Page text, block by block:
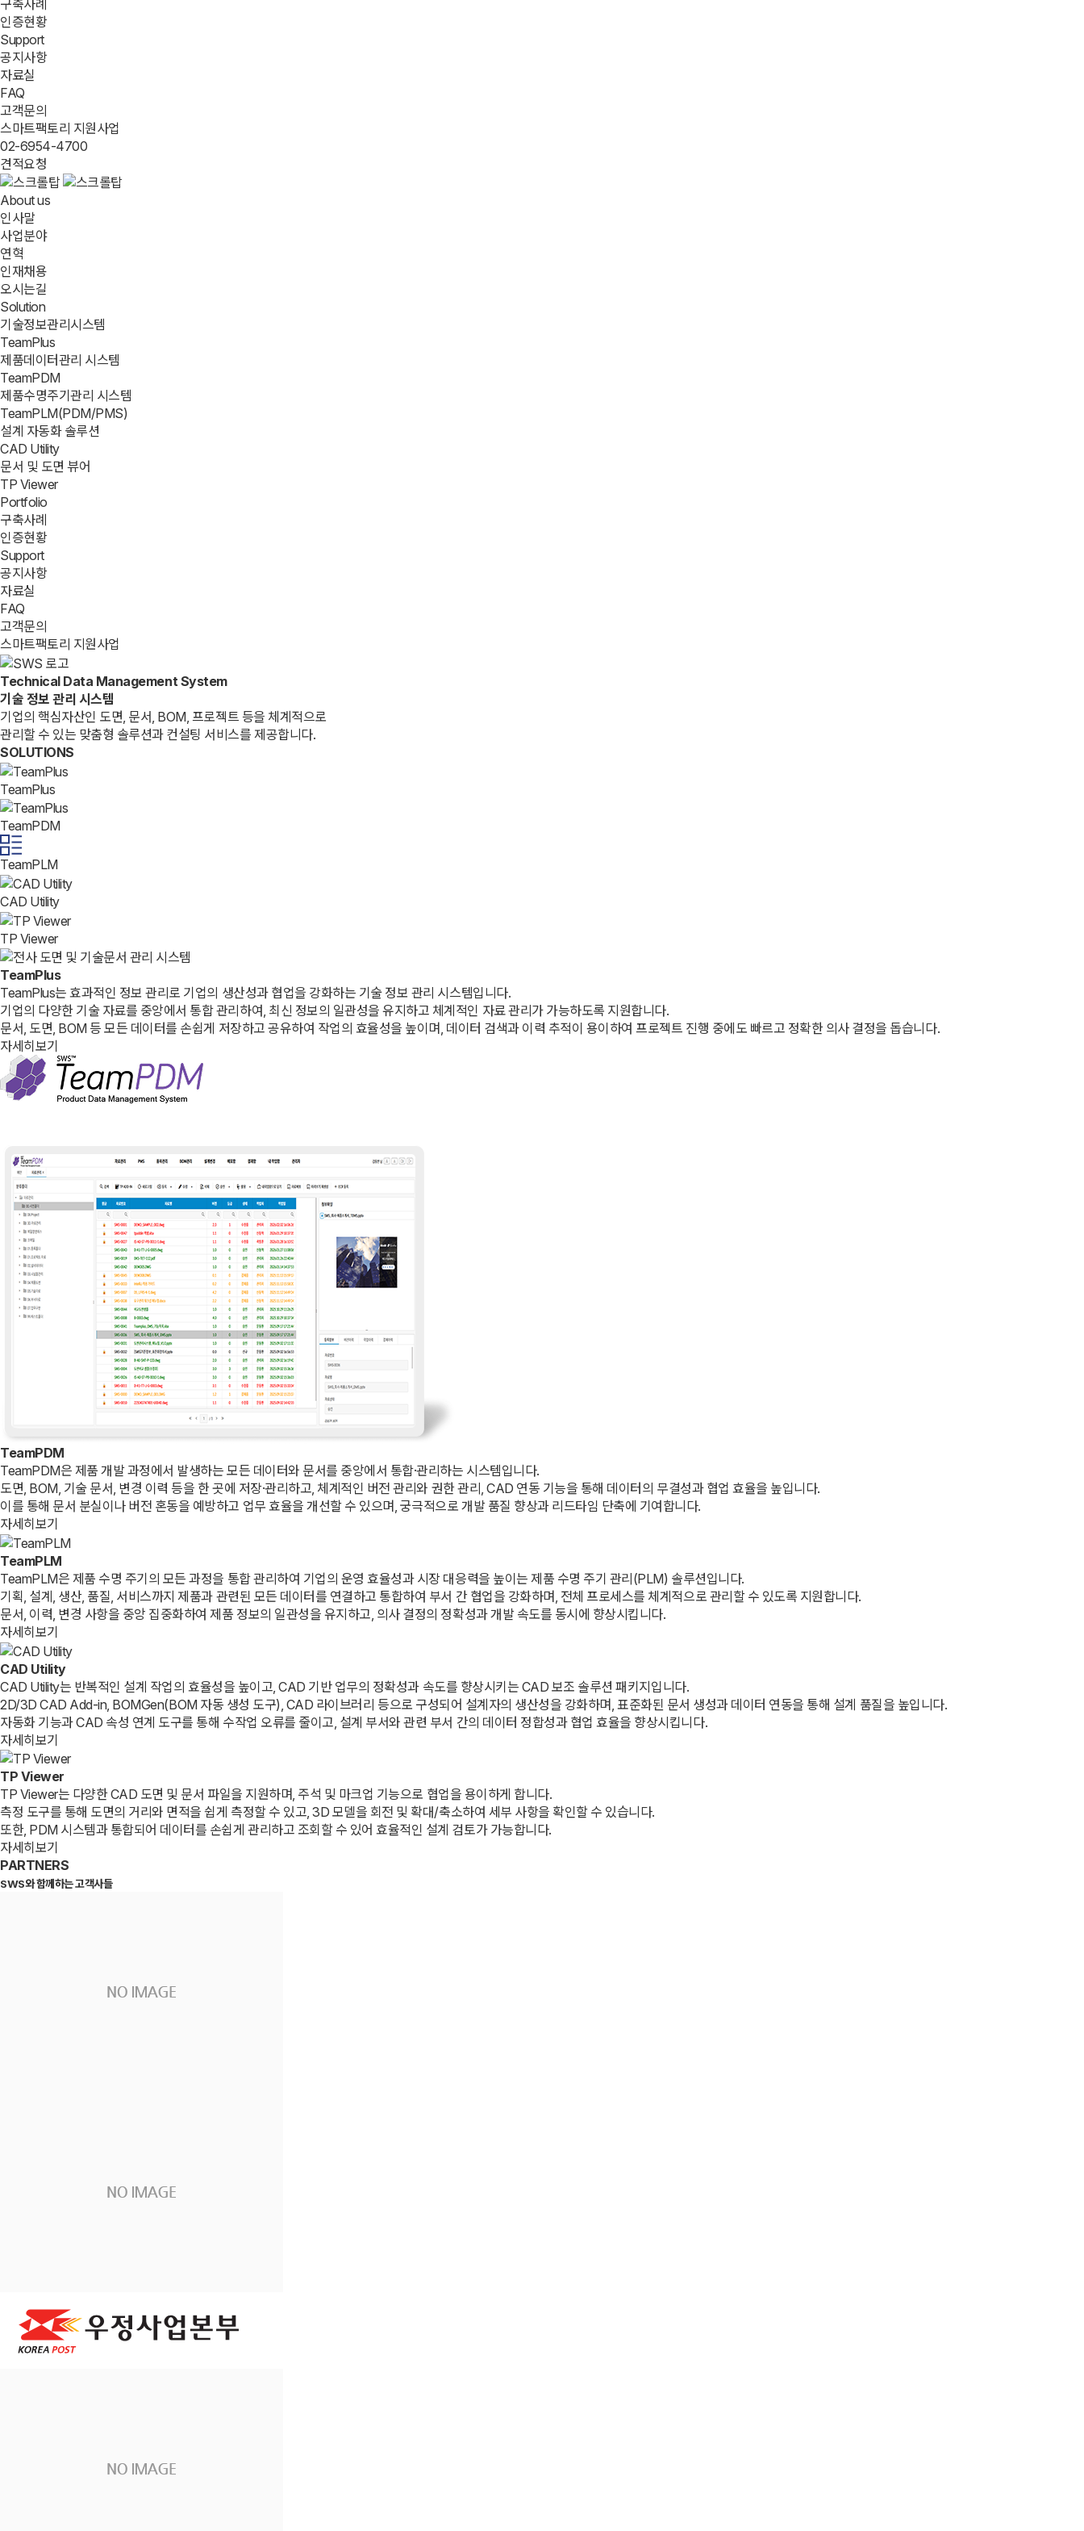
구축사례
인증현황
Support
공지사항
자료실
FAQ
고객문의
스마트팩토리 지원사업
02-6954-4700
견적요청
About us
인사말
사업분야
연혁
인재채용
오시는길
Solution
기술정보관리시스템
TeamPlus
제품데이터관리 시스템
TeamPDM
제품수명주기관리 시스템
TeamPLM(PDM/PMS)
설계 자동화 솔루션
CAD Utility
문서 및 도면 뷰어
TP Viewer
Portfolio
구축사례
인증현황
Support
공지사항
자료실
FAQ
고객문의
스마트팩토리 지원사업
Technical Data Management System
기술 정보 관리 시스템
기업의 핵심자산인 도면, 문서, BOM, 프로젝트 등을 체계적으로
관리할 수 있는 맞춤형 솔루션과 컨설팅 서비스를 제공합니다.
SOLUTIONS
TeamPlus
TeamPDM
TeamPLM
CAD Utility
TP Viewer
TeamPlus
TeamPlus는 효과적인 정보 관리로 기업의 생산성과 협업을 강화하는 기술 정보 관리 시스템입니다.
기업의 다양한 기술 자료를 중앙에서 통합 관리하여, 최신 정보의 일관성을 유지하고 체계적인 자료 관리가 가능하도록 지원합니다.
문서, 도면, BOM 등 모든 데이터를 손쉽게 저장하고 공유하여 작업의 효율성을 높이며, 데이터 검색과 이력 추적이 용이하여 프로젝트 진행 중에도 빠르고 정확한 의사 결정을 돕습니다.
자세히보기
TeamPDM
TeamPDM은 제품 개발 과정에서 발생하는 모든 데이터와 문서를 중앙에서 통합·관리하는 시스템입니다.
도면, BOM, 기술 문서, 변경 이력 등을 한 곳에 저장·관리하고, 체계적인 버전 관리와 권한 관리, CAD 연동 기능을 통해 데이터의 무결성과 협업 효율을 높입니다.
이를 통해 문서 분실이나 버전 혼동을 예방하고 업무 효율을 개선할 수 있으며, 궁극적으로 개발 품질 향상과 리드타임 단축에 기여합니다.
자세히보기
TeamPLM
TeamPLM은 제품 수명 주기의 모든 과정을 통합 관리하여 기업의 운영 효율성과 시장 대응력을 높이는 제품 수명 주기 관리(PLM) 솔루션입니다.
기획, 설계, 생산, 품질, 서비스까지 제품과 관련된 모든 데이터를 연결하고 통합하여 부서 간 협업을 강화하며, 전체 프로세스를 체계적으로 관리할 수 있도록 지원합니다.
문서, 이력, 변경 사항을 중앙 집중화하여 제품 정보의 일관성을 유지하고, 의사 결정의 정확성과 개발 속도를 동시에 향상시킵니다.
자세히보기
CAD Utility
CAD Utility는 반복적인 설계 작업의 효율성을 높이고, CAD 기반 업무의 정확성과 속도를 향상시키는 CAD 보조 솔루션 패키지입니다.
2D/3D CAD Add-in, BOMGen(BOM 자동 생성 도구), CAD 라이브러리 등으로 구성되어 설계자의 생산성을 강화하며, 표준화된 문서 생성과 데이터 연동을 통해 설계 품질을 높입니다.
자동화 기능과 CAD 속성 연계 도구를 통해 수작업 오류를 줄이고, 설계 부서와 관련 부서 간의 데이터 정합성과 협업 효율을 향상시킵니다.
자세히보기
TP Viewer
TP Viewer는 다양한 CAD 도면 및 문서 파일을 지원하며, 주석 및 마크업 기능으로 협업을 용이하게 합니다.
측정 도구를 통해 도면의 거리와 면적을 쉽게 측정할 수 있고, 3D 모델을 회전 및 확대/축소하여 세부 사항을 확인할 수 있습니다.
또한, PDM 시스템과 통합되어 데이터를 손쉽게 관리하고 조회할 수 있어 효율적인 설계 검토가 가능합니다.
자세히보기
PARTNERS
SWS와함께하는 고객사들